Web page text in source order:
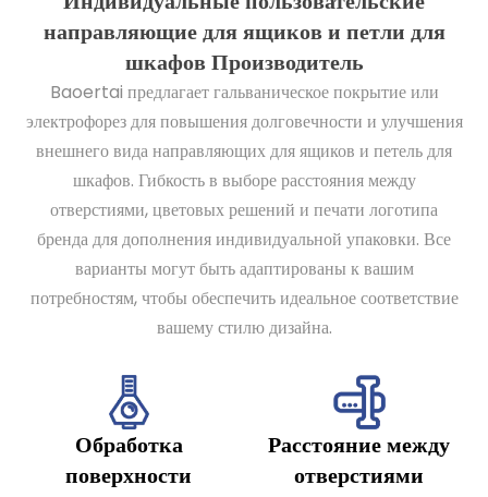
направляющие для ящиков и петли для
шкафов Производитель
Baoertai предлагает гальваническое покрытие или
электрофорез для повышения долговечности и улучшения
внешнего вида направляющих для ящиков и петель для
шкафов. Гибкость в выборе расстояния между
отверстиями, цветовых решений и печати логотипа
бренда для дополнения индивидуальной упаковки. Все
варианты могут быть адаптированы к вашим
потребностям, чтобы обеспечить идеальное соответствие
вашему стилю дизайна.
Обработка
поверхности
Расстояние между
отверстиями